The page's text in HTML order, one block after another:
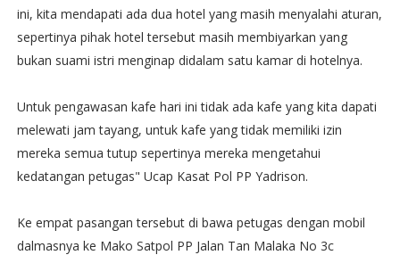
ini, kita mendapati ada dua hotel yang masih menyalahi aturan,
sepertinya pihak hotel tersebut masih membiyarkan yang
bukan suami istri menginap didalam satu kamar di hotelnya.
Untuk pengawasan kafe hari ini tidak ada kafe yang kita dapati
melewati jam tayang, untuk kafe yang tidak memiliki izin
mereka semua tutup sepertinya mereka mengetahui
kedatangan petugas" Ucap Kasat Pol PP Yadrison.
Ke empat pasangan tersebut di bawa petugas dengan mobil
dalmasnya ke Mako Satpol PP Jalan Tan Malaka No 3c